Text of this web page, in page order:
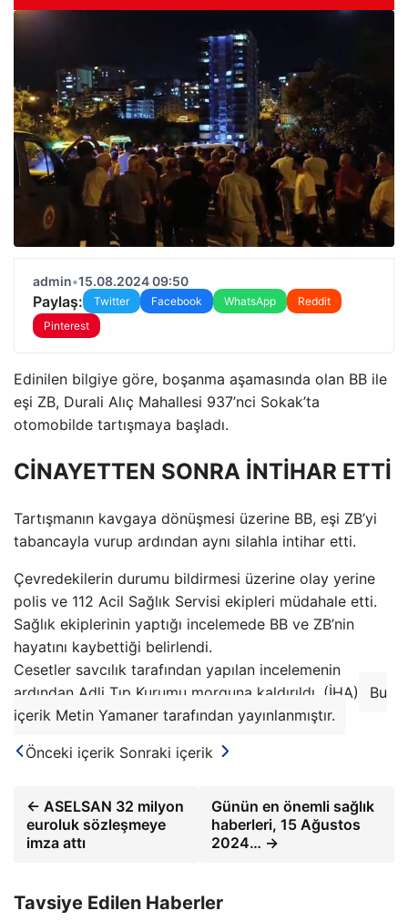
admin•15.08.2024 09:50
Paylaş: Twitter Facebook WhatsApp
Reddit
Pinterest
Edinilen bilgiye göre, boşanma aşamasında olan BB ile
eşi ZB, Durali Alıç Mahallesi 937’nci Sokak’ta
otomobilde tartışmaya başladı.
CİNAYETTEN SONRA İNTİHAR ETTİ
Tartışmanın kavgaya dönüşmesi üzerine BB, eşi ZB’yi
tabancayla vurup ardından aynı silahla intihar etti.
Çevredekilerin durumu bildirmesi üzerine olay yerine
polis ve 112 Acil Sağlık Servisi ekipleri müdahale etti.
Sağlık ekiplerinin yaptığı incelemede BB ve ZB’nin
hayatını kaybettiği belirlendi.
Cesetler savcılık tarafından yapılan incelemenin
ardından Adli Tıp Kurumu morguna kaldırıldı. (İHA)
Bu
içerik Metin Yamaner tarafından yayınlanmıştır.
Önceki içerik Sonraki içerik
← ASELSAN 32 milyon
euroluk sözleşmeye
imza attı
Günün en önemli sağlık
haberleri, 15 Ağustos
2024… →
Tavsiye Edilen Haberler